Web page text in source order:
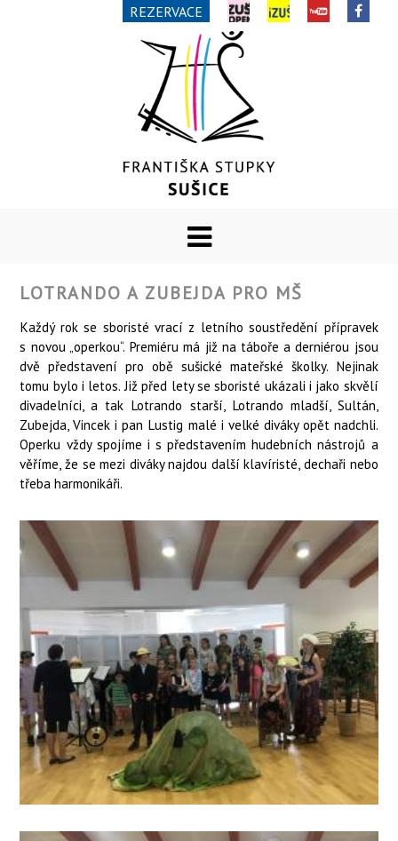
REZERVACE
LOTRANDO A ZUBEJDA PRO MŠ
Každý rok se sboristé vrací z letního soustředění přípravek
s novou „operkou“. Premiéru má již na táboře a derniérou jsou
dvě představení pro obě sušické mateřské školky. Nejinak
tomu bylo i letos. Již před lety se sboristé ukázali i jako skvělí
divadelníci, a tak Lotrando starší, Lotrando mladší, Sultán,
Zubejda, Vincek i pan Lustig malé i velké diváky opět nadchli.
Operku vždy spojíme i s představením hudebních nástrojů a
věříme, že se mezi diváky najdou další klavíristé, dechaři nebo
třeba harmonikáři.